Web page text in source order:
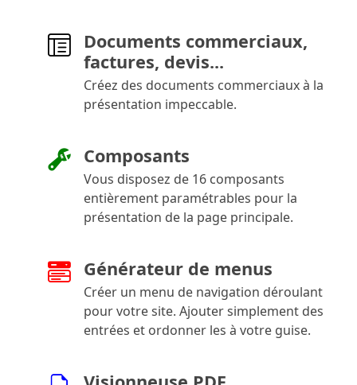
Documents commerciaux,
factures, devis...
Créez des documents commerciaux à la
présentation impeccable.
Composants
Vous disposez de 16 composants
entièrement paramétrables pour la
présentation de la page principale.
Générateur de menus
Créer un menu de navigation déroulant
pour votre site. Ajouter simplement des
entrées et ordonner les à votre guise.